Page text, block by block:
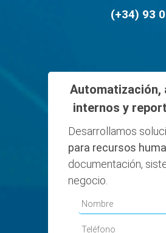
(+34) 93
Automatización,
internos y
Desarrollamos
para recursos
documentación,
negocio.